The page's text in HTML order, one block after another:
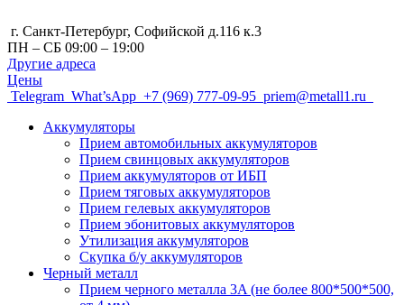
г. Санкт-Петербург, Cофийской д.116 к.3
ПН – СБ 09:00 – 19:00
Другие адреса
Цены
Telegram What’sApp +7 (969) 777-09-95 priem@metall1.ru
Аккумуляторы
Прием автомобильных аккумуляторов
Прием свинцовых аккумуляторов
Прием аккумуляторов от ИБП
Прием тяговых аккумуляторов
Прием гелевых аккумуляторов
Прием эбонитовых аккумуляторов
Утилизация аккумуляторов
Скупка б/у аккумуляторов
Черный металл
Прием черного металла 3A (не более 800*500*500,